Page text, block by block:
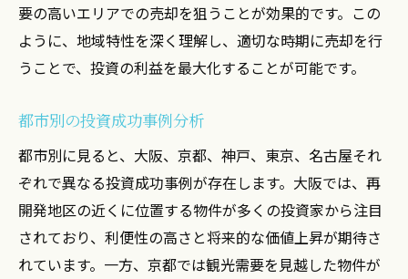
要の高いエリアでの売却を狙うことが効果的です。この
ように、地域特性を深く理解し、適切な時期に売却を行
うことで、投資の利益を最大化することが可能です。
都市別の投資成功事例分析
都市別に見ると、大阪、京都、神戸、東京、名古屋それ
ぞれで異なる投資成功事例が存在します。大阪では、再
開発地区の近くに位置する物件が多くの投資家から注目
されており、利便性の高さと将来的な価値上昇が期待さ
れています。一方、京都では観光需要を見越した物件が